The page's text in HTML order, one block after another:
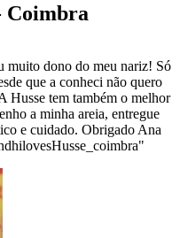
Coimbra
muito dono do meu nariz! Só
que a conheci não quero
Husse tem também o melhor
a minha areia, entregue
e cuidado. Obrigado Ana